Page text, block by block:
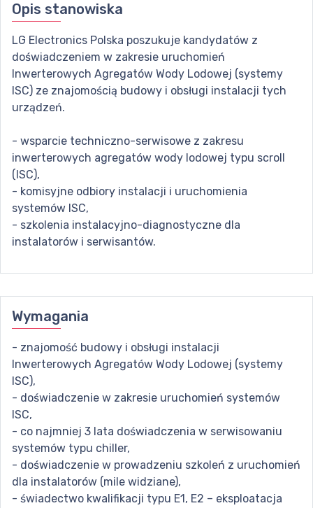
Opis stanowiska
LG Electronics Polska poszukuje kandydatów z
doświadczeniem w zakresie uruchomień
Inwerterowych Agregatów Wody Lodowej (systemy
ISC) ze znajomością budowy i obsługi instalacji tych
urządzeń.
- wsparcie techniczno-serwisowe z zakresu
inwerterowych agregatów wody lodowej typu scroll
(ISC),
- komisyjne odbiory instalacji i uruchomienia
systemów ISC,
- szkolenia instalacyjno-diagnostyczne dla
instalatorów i serwisantów.
Wymagania
- znajomość budowy i obsługi instalacji
Inwerterowych Agregatów Wody Lodowej (systemy
ISC),
- doświadczenie w zakresie uruchomień systemów
ISC,
- co najmniej 3 lata doświadczenia w serwisowaniu
systemów typu chiller,
- doświadczenie w prowadzeniu szkoleń z uruchomień
dla instalatorów (mile widziane),
- świadectwo kwalifikacji typu E1, E2 – eksploatacja